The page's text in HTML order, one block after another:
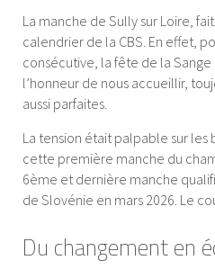
La manche de Sully sur Loire,
calendrier de la CBS. En effet,
consécutive, la fête de la
l’honneur de nous accueillir,
aussi parfaites.
La tension était palpable sur les
cette première manche du
6ème et dernière manche
de Slovénie en mars 2026. Le
Du changement en